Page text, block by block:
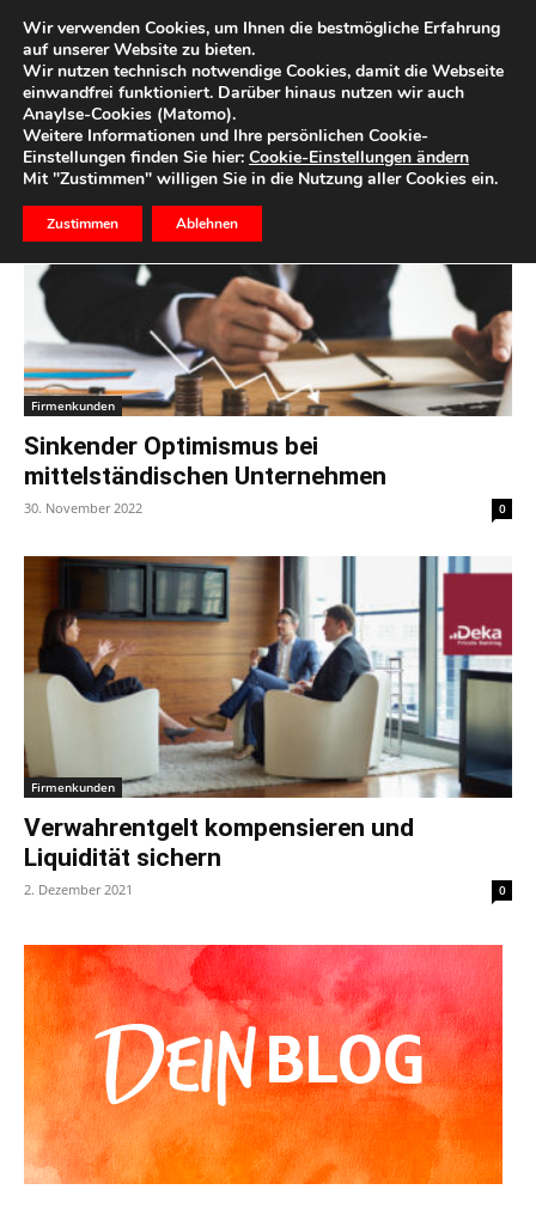
Start Schlagworte Geschäft
Schlagwort: Geschäft
Firmenkunden
Sinkender Optimismus bei
mittelständischen Unternehmen
30. November 2022 0
Firmenkunden
Verwahrentgelt kompensieren und
Liquidität sichern
2. Dezember 2021 0
Wir verwenden Cookies, um Ihnen die bestmögliche Erfahrung
auf unserer Website zu bieten.
Wir nutzen technisch notwendige Cookies, damit die Webseite
einwandfrei funktioniert. Darüber hinaus nutzen wir auch
Anaylse-Cookies (Matomo).
Weitere Informationen und Ihre persönlichen Cookie-
Einstellungen finden Sie hier: Cookie-Einstellungen ändern
Mit "Zustimmen" willigen Sie in die Nutzung aller Cookies ein.
Zustimmen Ablehnen